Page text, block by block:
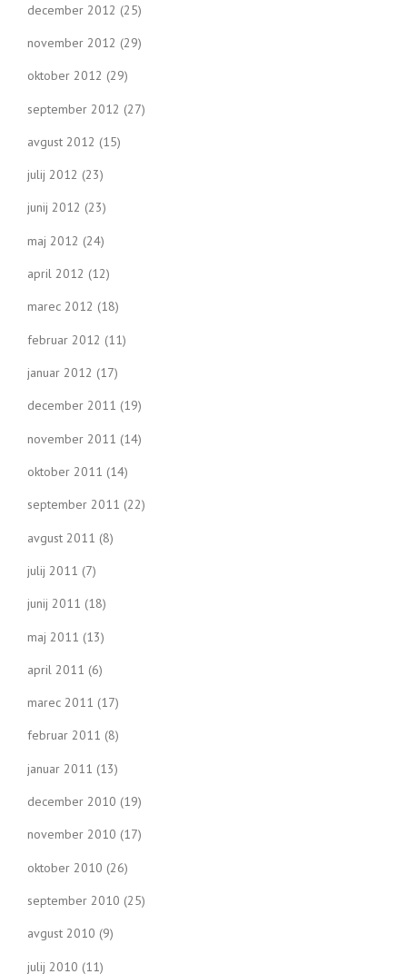
december 2012 (25)
november 2012 (29)
oktober 2012 (29)
september 2012 (27)
avgust 2012 (15)
julij 2012 (23)
junij 2012 (23)
maj 2012 (24)
april 2012 (12)
marec 2012 (18)
februar 2012 (11)
januar 2012 (17)
december 2011 (19)
november 2011 (14)
oktober 2011 (14)
september 2011 (22)
avgust 2011 (8)
julij 2011 (7)
junij 2011 (18)
maj 2011 (13)
april 2011 (6)
marec 2011 (17)
februar 2011 (8)
januar 2011 (13)
december 2010 (19)
november 2010 (17)
oktober 2010 (26)
september 2010 (25)
avgust 2010 (9)
julij 2010 (11)